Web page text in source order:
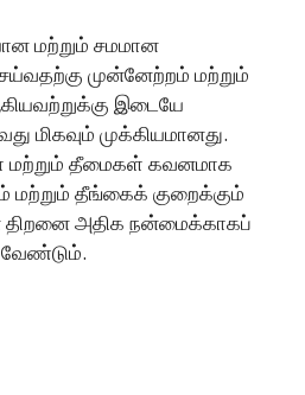
மற்றும் சமமான
முன்னேற்றம் மற்றும்
இடையே
மிகவும் முக்கியமானது.
மற்றும் தீமைகள் கவனமாக
தீங்கைக் குறைக்கும்
அதிக நன்மைக்காகப்